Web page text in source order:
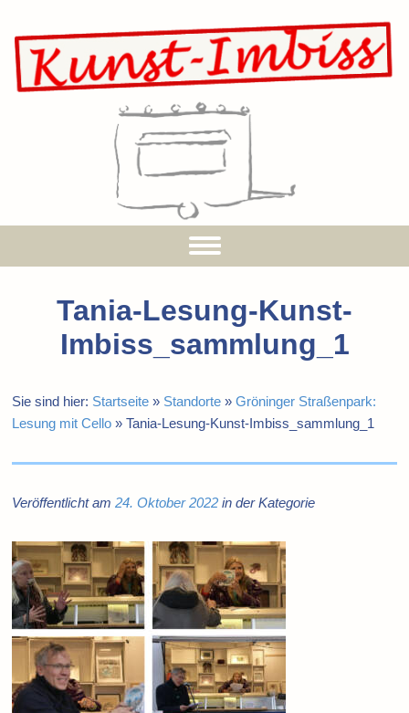
Tania-Lesung-Kunst-
Imbiss_sammlung_1
Sie sind hier: Startseite » Standorte »Gröninger Straßenpark:
Lesung mit Cello »Tania-Lesung-Kunst-Imbiss_sammlung_1
Veröffentlicht am24. Oktober 2022 in der Kategorie